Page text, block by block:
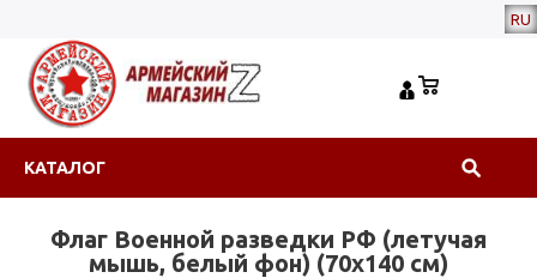
RU
КАТАЛОГ
Флаг Военной разведки РФ (летучая
мышь, белый фон) (70х140 см)